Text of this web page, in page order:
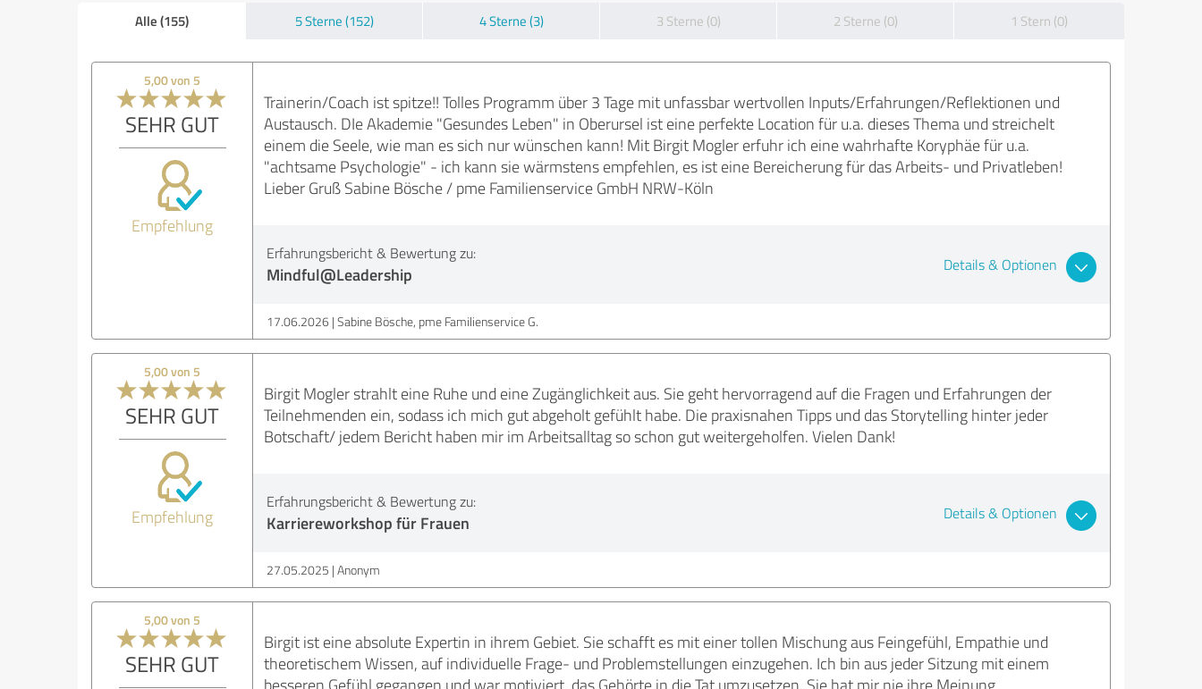
Alle (155) 5 Sterne (152) 4 Sterne (3) 3 Sterne (0) 2 Sterne (0) 1 Stern (0)
5,00 von 5
SEHR GUT
Empfehlung
Trainerin/Coach ist spitze!! Tolles Programm über 3 Tage mit unfassbar wertvollen Inputs/Erfahrungen/Reflektionen und
Austausch. DIe Akademie "Gesundes Leben" in Oberursel ist eine perfekte Location für u.a. dieses Thema und streichelt
einem die Seele, wie man es sich nur wünschen kann! Mit Birgit Mogler erfuhr ich eine wahrhafte Koryphäe für u.a.
"achtsame Psychologie" - ich kann sie wärmstens empfehlen, es ist eine Bereicherung für das Arbeits- und Privatleben!
Lieber Gruß Sabine Bösche / pme Familienservice GmbH NRW-Köln
Erfahrungsbericht & Bewertung zu:
Mindful@Leadership Details & Optionen
17.06.2026 Sabine Bösche, pme Familienservice G.
5,00 von 5
SEHR GUT
Empfehlung
Birgit Mogler strahlt eine Ruhe und eine Zugänglichkeit aus. Sie geht hervorragend auf die Fragen und Erfahrungen der
Teilnehmenden ein, sodass ich mich gut abgeholt gefühlt habe. Die praxisnahen Tipps und das Storytelling hinter jeder
Botschaft/ jedem Bericht haben mir im Arbeitsalltag so schon gut weitergeholfen. Vielen Dank!
Erfahrungsbericht & Bewertung zu:
Karriereworkshop für Frauen Details & Optionen
27.05.2025 Anonym
5,00 von 5
SEHR GUT
Birgit ist eine absolute Expertin in ihrem Gebiet. Sie schafft es mit einer tollen Mischung aus Feingefühl, Empathie und
theoretischem Wissen, auf individuelle Frage- und Problemstellungen einzugehen. Ich bin aus jeder Sitzung mit einem
besseren Gefühl gegangen und war motiviert, das Gehörte in die Tat umzusetzen. Sie hat mir nie ihre Meinung